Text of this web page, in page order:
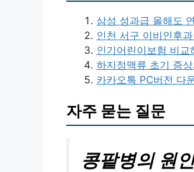
삼성 성과급 올해도
인천 서구 이비인후
인기어린이보험 비
하지정맥류 초기 증
카카오톡 PC버전 다
자주 묻는 질문
콩팥병의 원